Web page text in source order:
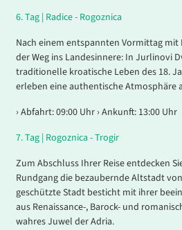
6.Tag | Radice - Rogoznica
Nach einem entspannten Vormittag mit
der Weg ins Landesinnere: In Jurlinovi
traditionelle kroatische Leben des 18.
erleben eine authentische Atmosphäre
› Abfahrt: 09:00 Uhr › Ankunft: 13:00 Uhr
7.Tag | Rogoznica - Trogir
Zum Abschluss Ihrer Reise entdecken
Rundgang die bezaubernde Altstadt von
geschützte Stadt besticht mit ihrer
aus Renaissance-, Barock- und
wahres Juwel der Adria.